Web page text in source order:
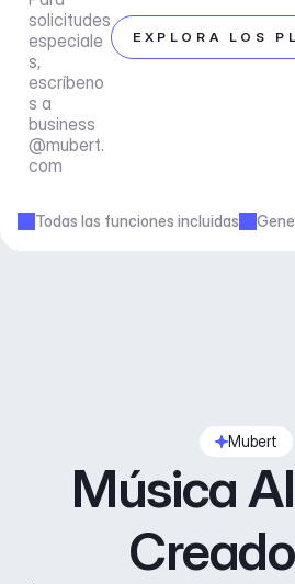
solicitudes
especiale
s,
escríbeno
business
@mubert.
com
EXPLORA LOS
Todas las funciones incluidas
Mubert
Música